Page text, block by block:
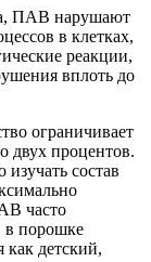
ПАВ нарушают
в клетках,
реакции,
вплоть до
ограничивает
двух процентов.
состав
часто
в порошке
детский,